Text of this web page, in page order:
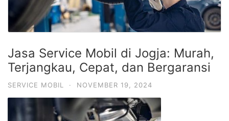
Jasa Service Mobil di Jogja: Murah,
Terjangkau, Cepat, dan Bergaransi
SERVICE MOBIL · NOVEMBER 19, 2024